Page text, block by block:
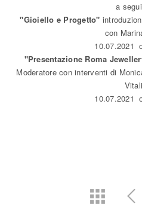
a
"Gioiello e Progetto"
con
10.07.2021
"Presentazione Roma
Moderatore con interventi di
Vitali
10.07.2021